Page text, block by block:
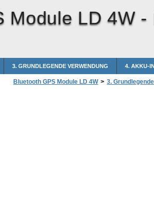
Module LD 4W -
3. GRUNDLEGENDE VERWENDUNG 4. AKKU-
Bluetooth GPS Module LD 4W > 3.